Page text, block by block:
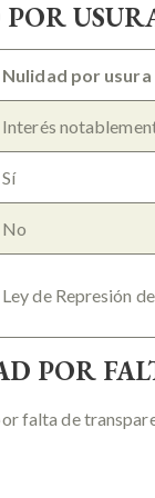
Nulidad por usura
Interés
Sí
No
Ley de Represión
POR
falta de